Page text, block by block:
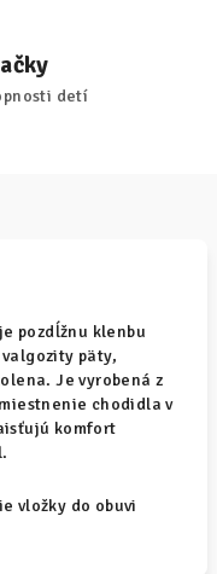
detí
pozdĺžnu klenbu
päty,
Je vyrobená z
chodidla v
komfort
vložky do obuvi